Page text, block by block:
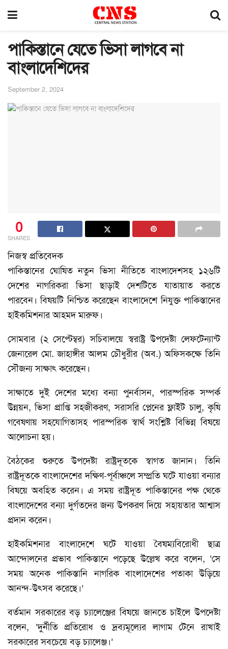
পাকিস্তানে যেতে ভিসা লাগবে না
বাংলাদেশিদের
September 2, 2024
0
SHARES
নিজস্ব প্রতিবেদক
পাকিস্তানের ঘোষিত নতুন ভিসা নীতিতে বাংলাদেশসহ ১২৬টি
দেশের নাগরিকরা ভিসা ছাড়াই দেশটিতে যাতায়াত করতে
পারবেন। বিষয়টি নিশ্চিত করেছেন বাংলাদেশে নিযুক্ত পাকিস্তানের
হাইকমিশনার আহমদ মারুফ।
সোমবার (২ সেপ্টেম্বর) সচিবালয়ে স্বরাষ্ট্র উপদেষ্টা লেফটেন্যান্ট
জেনারেল মো. জাহাঙ্গীর আলম চৌধুরীর (অব.) অফিসকক্ষে তিনি
সৌজন্য সাক্ষাৎ করেছেন।
সাক্ষাতে দুই দেশের মধ্যে বন্যা পুনর্বাসন, পারস্পরিক সম্পর্ক
উন্নয়ন, ভিসা প্রাপ্তি সহজীকরণ, সরাসরি প্লেনের ফ্লাইট চালু, কৃষি
গবেষণায় সহযোগিতাসহ পারস্পরিক স্বার্থ সংশ্লিষ্ট বিভিন্ন বিষয়ে
আলোচনা হয়।
বৈঠকের শুরুতে উপদেষ্টা রাষ্ট্রদূতকে স্বাগত জানান। তিনি
রাষ্ট্রদূতকে বাংলাদেশের দক্ষিণ-পূর্বাঞ্চলে সম্প্রতি ঘটে যাওয়া বন্যার
বিষয়ে অবহিত করেন। এ সময় রাষ্ট্রদূত পাকিস্তানের পক্ষ থেকে
বাংলাদেশের বন্যা দুর্গতদের জন্য উপকরণ দিয়ে সহায়তার আশ্বাস
প্রদান করেন।
হাইকমিশনার বাংলাদেশে ঘটে যাওয়া বৈষম্যবিরোধী ছাত্র
আন্দোলনের প্রভাব পাকিস্তানে পড়েছে উল্লেখ করে বলেন, ‘সে
সময় অনেক পাকিস্তানি নাগরিক বাংলাদেশের পতাকা উড়িয়ে
আনন্দ-উৎসব করেছে।’
বর্তমান সরকারের বড় চ্যালেঞ্জের বিষয়ে জানতে চাইলে উপদেষ্টা
বলেন, ‘দুর্নীতি প্রতিরোধ ও দ্রব্যমূল্যের লাগাম টেনে রাখাই
সরকারের সবচেয়ে বড় চ্যালেঞ্জ।’